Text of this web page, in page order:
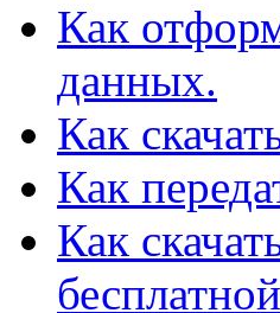
Как
данных.
Как
Как
Как